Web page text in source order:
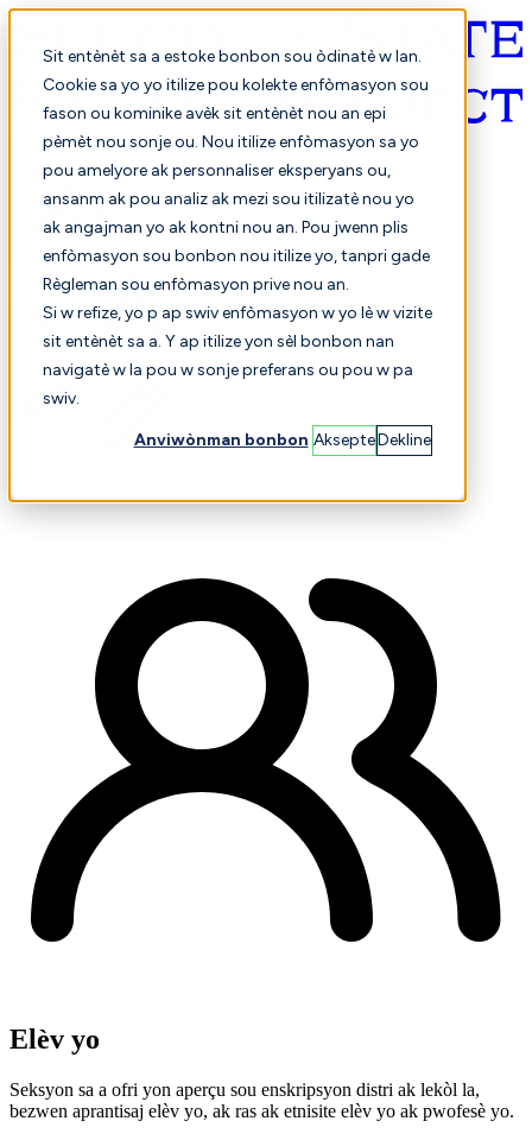
Sit entènèt sa a estoke bonbon sou òdinatè w lan.
Cookie sa yo yo itilize pou kolekte enfòmasyon sou
fason ou kominike avèk sit entènèt nou an epi
pèmèt nou sonje ou. Nou itilize enfòmasyon sa yo
pou amelyore ak personnaliser eksperyans ou,
ansanm ak pou analiz ak mezi sou itilizatè nou yo
ak angajman yo ak kontni nou an. Pou jwenn plis
enfòmasyon sou bonbon nou itilize yo, tanpri gade
Règleman sou enfòmasyon prive nou an.
Si w refize, yo p ap swiv enfòmasyon w yo lè w vizite
sit entènèt sa a. Y ap itilize yon sèl bonbon nan
navigatè w la pou w sonje preferans ou pou w pa
swiv.
Anviwònman bonbon AksepteDekline
Kreyòl ayisyen
Konparezon
Elèv yo
Seksyon sa a ofri yon aperçu sou enskripsyon distri ak lekòl la,
bezwen aprantisaj elèv yo, ak ras ak etnisite elèv yo ak pwofesè yo.